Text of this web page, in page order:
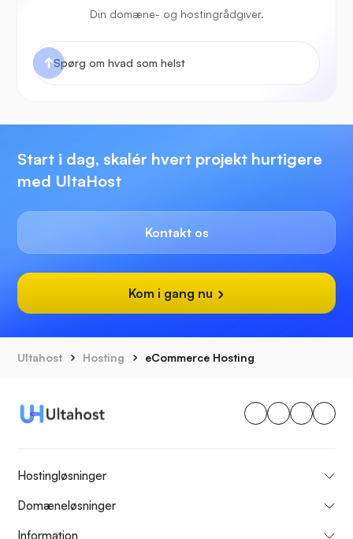
Din domæne- og hostingrådgiver.
Start i dag, skalér hvert projekt hurtigere
med UltaHost
Kontakt os
Kom i gang nu
Ultahost Hosting eCommerce Hosting
Hostingløsninger
Domæneløsninger
Information